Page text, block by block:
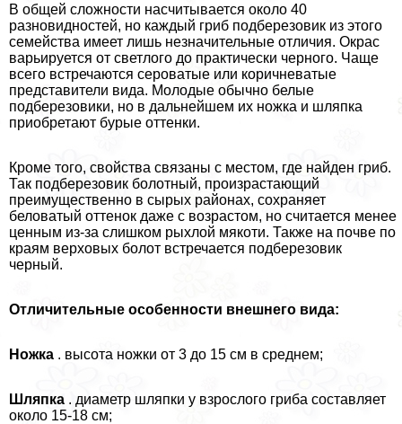
В общей сложности насчитывается около 40
разновидностей, но каждый гриб подберезовик из этого
семейства имеет лишь незначительные отличия. Окрас
варьируется от светлого до пpaктически черного. Чаще
всего встречаются сероватые или коричневатые
представители вида. Молодые обычно белые
подберезовики, но в дальнейшем их ножка и шляпка
приобретают бурые оттенки.
Кроме того, свойства связаны с местом, где найден гриб.
Так подберезовик болотный, произрастающий
преимущественно в сырых районах, сохраняет
беловатый оттенок даже с возрастом, но считается менее
ценным из-за слишком рыхлой мякоти. Также на почве по
краям верховых болот встречается подберезовик
черный.
Отличительные особенности внешнего вида:
Ножка . высота ножки от 3 до 15 см в среднем;
Шляпка . диаметр шляпки у взрослого гриба составляет
около 15-18 см;